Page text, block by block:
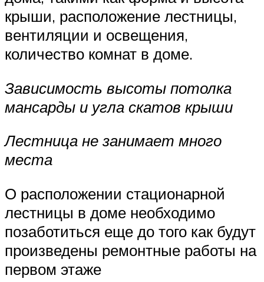
крыши, расположение лестницы,
вентиляции и освещения,
количество комнат в доме.
Зависимость высоты потолка
мансарды и угла скатов крыши
Лестница не занимает много
места
О расположении стационарной
лестницы в доме необходимо
позаботиться еще до того как будут
произведены ремонтные работы на
первом этаже